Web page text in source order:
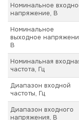
Номинальное
напряжение, В
Номинальное
выходное
В
Номинальная
частота, Гц
Диапазон входной
частоты, Гц
Диапазон входного
напряжения, В